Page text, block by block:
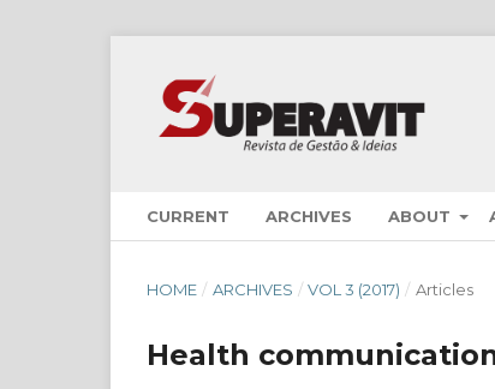
CURRENT ARCHIVES ABOUT
HOME / ARCHIVES / VOL 3 (2017) / Articles
Health